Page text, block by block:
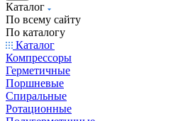
Каталог
По всему сайту
По каталогу
Каталог
Компрессоры
Герметичные
Поршневые
Спиральные
Ротационные